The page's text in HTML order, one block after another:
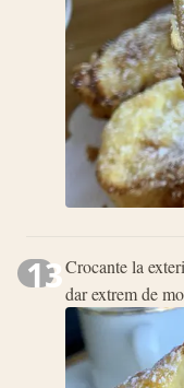
13Crocante la
dar extrem de